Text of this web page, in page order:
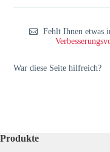
Fehlt Ihnen etwas
War diese Seite hilfreich?
Produkte